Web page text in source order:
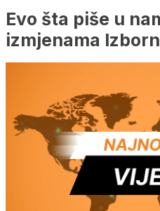
Evo šta piše u
izmjenama